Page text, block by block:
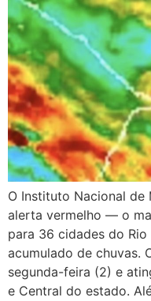
O Instituto Nacional
alerta vermelho — o
para 36 cidades do
acumulado de chuvas.
segunda-feira (2) e
e Central do estado.